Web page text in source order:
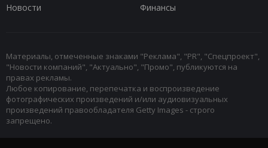
Новости
Финансы
Материалы, отмеченные знаками "Реклама", "PR", "Спецпроект",
"Новости компаний", "Актуально", "Промо", публикуются на
правах рекламы.
Любое копирование, перепечатка и воспроизведение
фотографических произведений и/или аудиовизуальных
произведений правообладателя Getty Images - строго
запрещено.